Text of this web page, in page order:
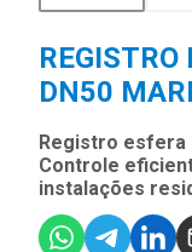
REGISTRO
DN50
Registro esfera
Controle
instalações